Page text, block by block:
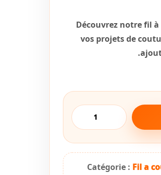
Découvrez notre fil
vos projets de
quantité
de
Fil
à
coudre
roseCatégorie : Fil a